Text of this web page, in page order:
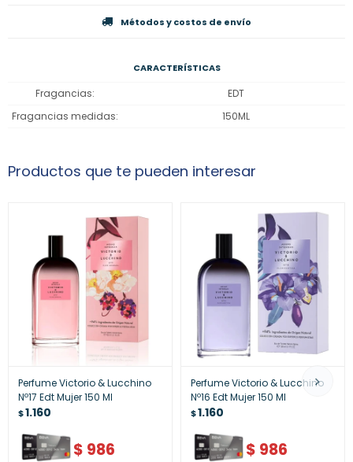
Métodos y costos de envío
CARACTERÍSTICAS
Fragancias
EDT
Fragancias medidas
150ML
Productos que te pueden interesar
Perfume Victorio & Lucchino
Nº17 Edt Mujer 150 Ml
$1.160
$ 986
Perfume Victorio & Lucchino
Nº16 Edt Mujer 150 Ml
$1.160
$ 986